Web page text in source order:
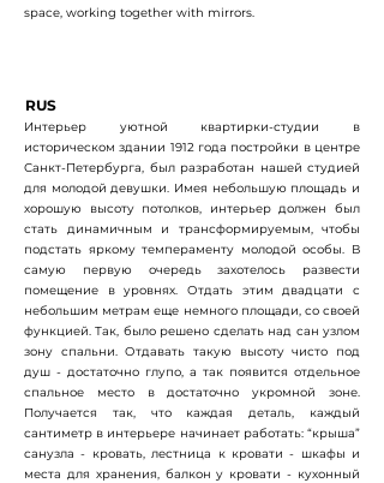
space, working together with mirrors.
RUS
Интерьер уютной квартирки-студии в
историческом здании 1912 года постройки в центре
Санкт-Петербурга, был разработан нашей студией
для молодой девушки. Имея небольшую площадь и
хорошую высоту потолков, интерьер должен был
стать динамичным и трансформируемым, чтобы
подстать яркому темпераменту молодой особы. В
самую первую очередь захотелось развести
помещение в уровнях. Отдать этим двадцати с
небольшим метрам еще немного площади, со своей
функцией. Так, было решено сделать над сан узлом
зону спальни. Отдавать такую высоту чисто под
душ - достаточно глупо, а так появится отдельное
спальное место в достаточно укромной зоне.
Получается так, что каждая деталь, каждый
сантиметр в интерьере начинает работать: “крыша”
санузла - кровать, лестница к кровати - шкафы и
места для хранения, балкон у кровати - кухонный